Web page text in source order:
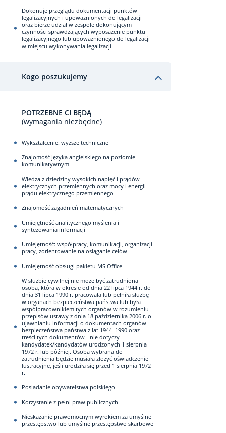
Dokonuje przeglądu dokumentacji punktów
legalizacyjnych i upoważnionych do legalizacji
oraz bierze udział w zespole dokonującym
czynności sprawdzających wyposażenie punktu
legalizacyjnego lub upoważnionego do legalizacji
w miejscu wykonywania legalizacji
Kogo poszukujemy
POTRZEBNE CI BĘDĄ
(wymagania niezbędne)
Wykształcenie: wyższe techniczne
Znajomość języka angielskiego na poziomie
komunikatywnym
Wiedza z dziedziny wysokich napięć i prądów
elektrycznych przemiennych oraz mocy i energii
prądu elektrycznego przemiennego
Znajomość zagadnień matematycznych
Umiejętność analitycznego myślenia i
syntezowania informacji
Umiejętność: współpracy, komunikacji, organizacji
pracy, zorientowanie na osiąganie celów
Umiejętność obsługi pakietu MS Office
W służbie cywilnej nie może być zatrudniona
osoba, która w okresie od dnia 22 lipca 1944 r. do
dnia 31 lipca 1990 r. pracowała lub pełniła służbę
w organach bezpieczeństwa państwa lub była
współpracownikiem tych organów w rozumieniu
przepisów ustawy z dnia 18 października 2006 r. o
ujawnianiu informacji o dokumentach organów
bezpieczeństwa państwa z lat 1944–1990 oraz
treści tych dokumentów - nie dotyczy
kandydatek/kandydatów urodzonych 1 sierpnia
1972 r. lub później. Osoba wybrana do
zatrudnienia będzie musiała złożyć oświadczenie
lustracyjne, jeśli urodziła się przed 1 sierpnia 1972
r.
Posiadanie obywatelstwa polskiego
Korzystanie z pełni praw publicznych
Nieskazanie prawomocnym wyrokiem za umyślne
przestępstwo lub umyślne przestępstwo skarbowe